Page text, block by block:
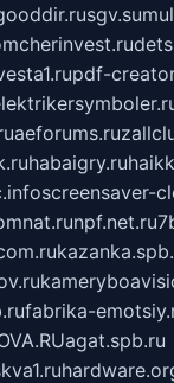
sgv.su
cherinvest.ru
pdf-
aeforums.ru
habaigry.ru
screensaver-
npf.net.ru
fabrika-
agat.spb.ru